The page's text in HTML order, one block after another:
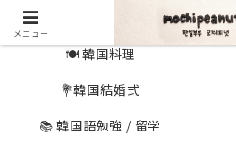
🍽 韓国料理
💐韓国結婚式
📚 韓国語勉強 / 留学
メニュー